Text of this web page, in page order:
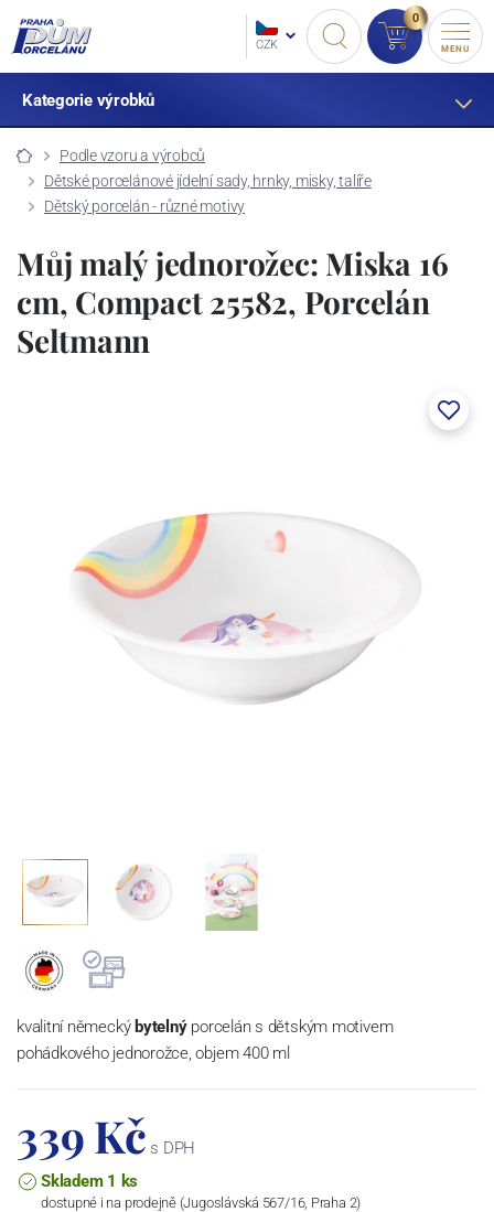
CZK
0
MENU
Kategorie výrobků
Podle vzoru a výrobců
Dětské porcelánové jídelní sady, hrnky, misky, talíře
Dětský porcelán - různé motivy
Můj malý jednorožec: Miska 16
cm, Compact 25582, Porcelán
Seltmann
kvalitní německý bytelnýporcelán s dětským motivem
pohádkového jednorožce, objem 400 ml
339 Kč s DPH
Skladem 1 ks
dostupné i na prodejně (Jugoslávská 567/16, Praha 2)